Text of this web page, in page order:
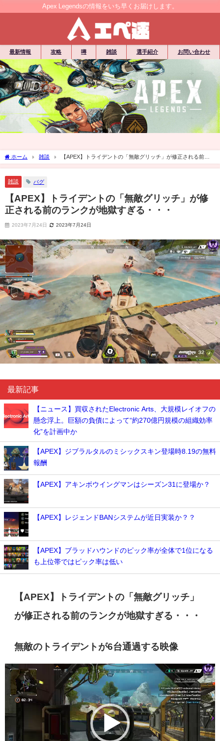
Apex Legendsの情報をいち早くお届けします。
最新情報 攻略 噂 雑談 選手紹介 お問い合わせ
ホーム 雑談
【APEX】トライデントの「無敵グリッチ」が修正される前の
ランクが地獄すぎる・・・
雑談 バグ
【APEX】トライデントの「無敵グリッチ」が修
正される前のランクが地獄すぎる・・・
2023年7月24日 2023年7月24日
最新記事
【ニュース】買収されたElectronic Arts、大規模レイオフの
懸念浮上。巨額の負債によって“約270億円規模の組織効率
化”を計画中か
【APEX】ジブラルタルのミシックスキン登場時8.19の無料
報酬
【APEX】アキンボウイングマンはシーズン31に登場か？
【APEX】レジェンドBANシステムが近日実装か？？
【APEX】ブラッドハウンドのピック率が全体で1位になる
も上位帯ではピック率は低い
【APEX】トライデントの「無敵グリッチ」
が修正される前のランクが地獄すぎる・・・
無敵のトライデントが6台通過する映像
動
画
プ
レ
ヤ